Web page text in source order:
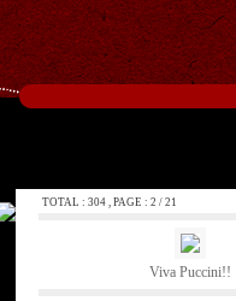
TOTAL : 304 , PAGE : 2 / 21
Viva Puccini!!